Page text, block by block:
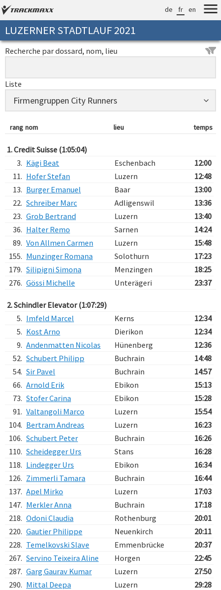
de fr en
LUZERNER STADTLAUF 2021
Recherche par dossard, nom, lieu
Liste
rang nom lieu temps
1. Credit Suisse (1:05:04)
3. Kägi Beat Eschenbach
12:00
11. Hofer Stefan Luzern
12:48
13. Burger Emanuel Baar
13:00
22. Schreiber Marc Adligenswil
13:36
23. Grob Bertrand Luzern
13:40
36. Halter Remo Sarnen
14:24
89. Von Allmen Carmen Luzern
15:48
155. Munzinger Romana Solothurn
17:23
179. Silipigni Simona Menzingen
18:25
276. Gössi Michelle Unterägeri 23:37
2. Schindler Elevator (1:07:29)
5. Imfeld Marcel Kerns
12:34
5. Kost Arno Dierikon
12:34
9. Andenmatten Nicolas Hünenberg
12:36
52. Schubert Philipp Buchrain
14:48
54. Sir Pavel Buchrain
14:57
66. Arnold Erik Ebikon
15:13
73. Stofer Carina Ebikon
15:28
91. Valtangoli Marco Luzern
15:54
104. Bertram Andreas Luzern
16:23
106. Schubert Peter Buchrain
16:26
110. Scheidegger Urs Stans
16:28
118. Lindegger Urs Ebikon
16:34
126. Zimmerli Tamara Buchrain
16:44
137. Apel Mirko Luzern
17:03
147. Merkler Anna Buchrain
17:18
218. Odoni Claudia Rothenburg
20:01
220. Gautier Philippe Neuenkirch
20:11
228. Temelkovski Slave Emmenbrücke
20:37
267. Servino Teixeira Aline Horgen
22:45
287. Garg Gaurav Kumar Luzern
27:50
290. Mittal Deepa Luzern 29:28